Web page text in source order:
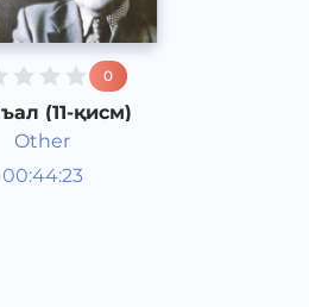
0
(11-қисм)
Other
00:44:23